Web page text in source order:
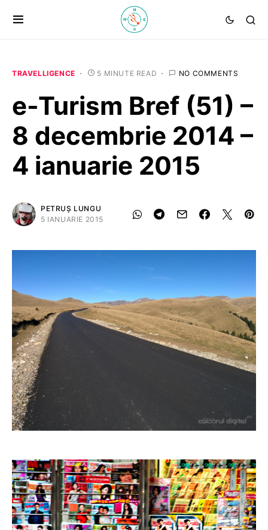
TRAVELLIGENCE 5 MINUTE READ NO COMMENTS
e-Turism Bref (51) –
8 decembrie 2014 –
4 ianuarie 2015
PETRUȘ LUNGU
5 IANUARIE 2015